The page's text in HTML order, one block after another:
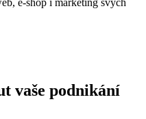
e-shop i marketing svých
vaše podnikání